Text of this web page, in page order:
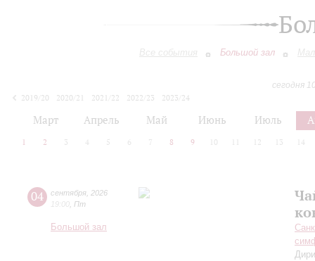
Все события Большой зал
сегодня
2019/20
2020/21 2021/22 2022/23
2023/24
Март Апрель Май Июнь Июль
1 2 3 4 5 6 7 8 9 10 12 13 14
04 сентября 2026
19:00 Пт
Большой зал